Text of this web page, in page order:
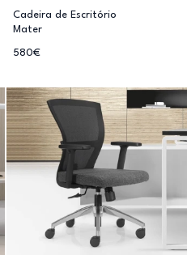
Cadeira de Escritório
Mater
580€